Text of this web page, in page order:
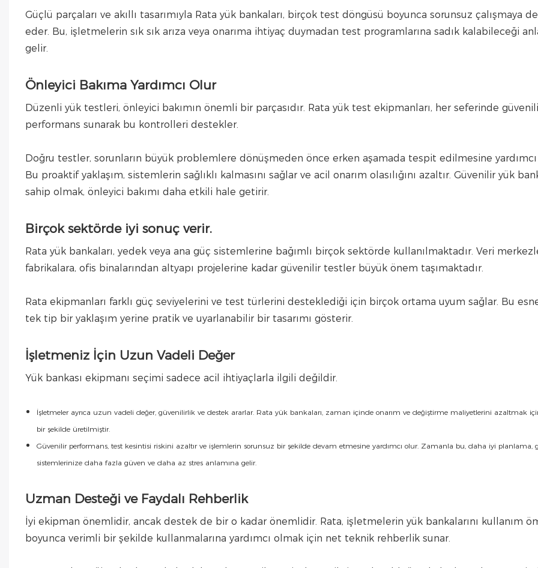
Güçlü parçaları ve akıllı tasarımıyla Rata yük bankaları, birçok test döngüsü boyunca sorunsuz çalışmaya
eder. Bu, işletmelerin sık sık arıza veya onarıma ihtiyaç duymadan test programlarına sadık kalabileceği
gelir.
Önleyici Bakıma Yardımcı Olur
Düzenli yük testleri, önleyici bakımın önemli bir parçasıdır. Rata yük test ekipmanları, her seferinde
performans sunarak bu kontrolleri destekler.
Doğru testler, sorunların büyük problemlere dönüşmeden önce erken aşamada tespit edilmesine
Bu proaktif yaklaşım, sistemlerin sağlıklı kalmasını sağlar ve acil onarım olasılığını azaltır. Güvenilir yük
sahip olmak, önleyici bakımı daha etkili hale getirir.
Birçok sektörde iyi sonuç verir.
Rata yük bankaları, yedek veya ana güç sistemlerine bağımlı birçok sektörde kullanılmaktadır. Veri
fabrikalara, ofis binalarından altyapı projelerine kadar güvenilir testler büyük önem taşımaktadır.
Rata ekipmanları farklı güç seviyelerini ve test türlerini desteklediği için birçok ortama uyum sağlar. Bu
tek tip bir yaklaşım yerine pratik ve uyarlanabilir bir tasarımı gösterir.
İşletmeniz İçin Uzun Vadeli Değer
Yük bankası ekipmanı seçimi sadece acil ihtiyaçlarla ilgili değildir.
İşletmeler ayrıca uzun vadeli değer, güvenilirlik ve destek ararlar. Rata yük bankaları, zaman içinde onarım ve değiştirme maliyetlerini azaltmak
bir şekilde üretilmiştir.
Güvenilir performans, test kesintisi riskini azaltır ve işlemlerin sorunsuz bir şekilde devam etmesine yardımcı olur. Zamanla bu, daha iyi planlama,
sistemlerinize daha fazla güven ve daha az stres anlamına gelir.
Uzman Desteği ve Faydalı Rehberlik
İyi ekipman önemlidir, ancak destek de bir o kadar önemlidir. Rata, işletmelerin yük bankalarını kullanım
boyunca verimli bir şekilde kullanmalarına yardımcı olmak için net teknik rehberlik sunar.